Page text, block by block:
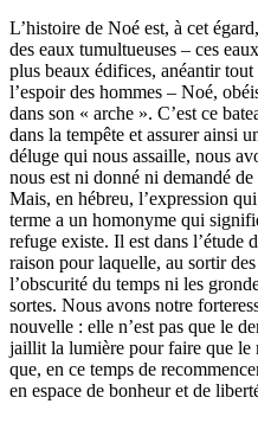
L’histoire de Noé est, à cet
des eaux tumultueuses – ces
plus beaux édifices, anéantir
l’espoir des hommes – Noé,
dans son « arche ». C’est ce
dans la tempête et assurer ainsi
déluge qui nous assaille, nous
nous est ni donné ni demandé
Mais, en hébreu, l’expression
terme a un homonyme qui
refuge existe. Il est dans l’étude
raison pour laquelle, au sortir
l’obscurité du temps ni les
sortes. Nous avons notre
nouvelle : elle n’est pas que le
jaillit la lumière pour faire que le
que, en ce temps de
en espace de bonheur et de